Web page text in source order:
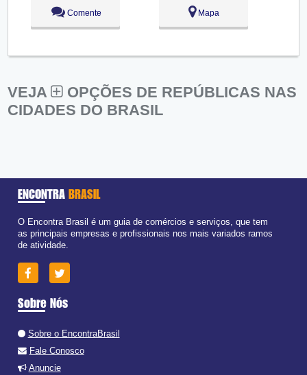
Comente Mapa
VEJA
OPÇÕES DE REPÚBLICAS NAS
CIDADES DO BRASIL
ENCONTRA BRASIL
O Encontra Brasil é um guia de comércios e serviços, que tem
as principais empresas e profissionais nos mais variados ramos
de atividade.
Sobre Nós
Sobre o EncontraBrasil
Fale Conosco
Anuncie